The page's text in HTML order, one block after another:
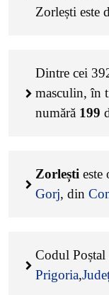
Zorlești este
Dintre cei
masculin, în
numără 199
Zorlești este
Gorj, din
Codul
Prigoria,